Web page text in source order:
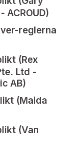
ACROUD)
reglerna
(Rex
Ltd -
AB)
(Maida
(Van